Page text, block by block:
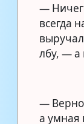
—
всегда
лбу, — а
— Верно
а умная